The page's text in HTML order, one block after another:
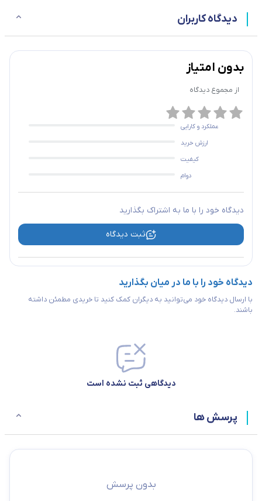
دیدگاه کاربران
بدون امتیاز
از مجموع دیدگاه
عملکرد و کارایی
ارزش خرید
کیفیت
دوام
دیدگاه خود را با ما به اشتراک بگذارید
ثبت دیدگاه
دیدگاه خود را با ما در میان بگذارید
با ارسال دیدگاه خود می‌توانید به دیگران کمک کنید تا خریدی مطمئن داشته
باشند.
دیدگاهی ثبت نشده است
پرسش ها
بدون پرسش